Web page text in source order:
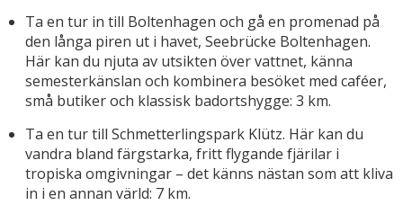
Ta en tur in till Boltenhagen och gå en promenad på
den långa piren ut i havet, Seebrücke Boltenhagen.
Här kan du njuta av utsikten över vattnet, känna
semesterkänslan och kombinera besöket med caféer,
små butiker och klassisk badortshygge: 3 km.
Ta en tur till Schmetterlingspark Klütz. Här kan du
vandra bland färgstarka, fritt flygande fjärilar i
tropiska omgivningar – det känns nästan som att kliva
in i en annan värld: 7 km.